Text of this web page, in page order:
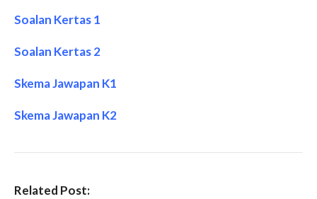
Soalan Kertas 1
Soalan Kertas 2
Skema Jawapan K1
Skema Jawapan K2
Related Post: